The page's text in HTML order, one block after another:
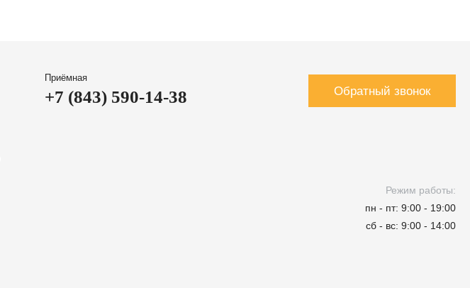
Приёмная
+7 (843) 590-14-38 Обратный звонок
Режим работы:
пн - пт: 9:00 - 19:00
сб - вс: 9:00 - 14:00